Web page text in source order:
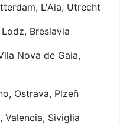
L'Aia, Utrecht
Breslavia
Nova de Gaia,
Ostrava, Plzeň
Valencia, Siviglia